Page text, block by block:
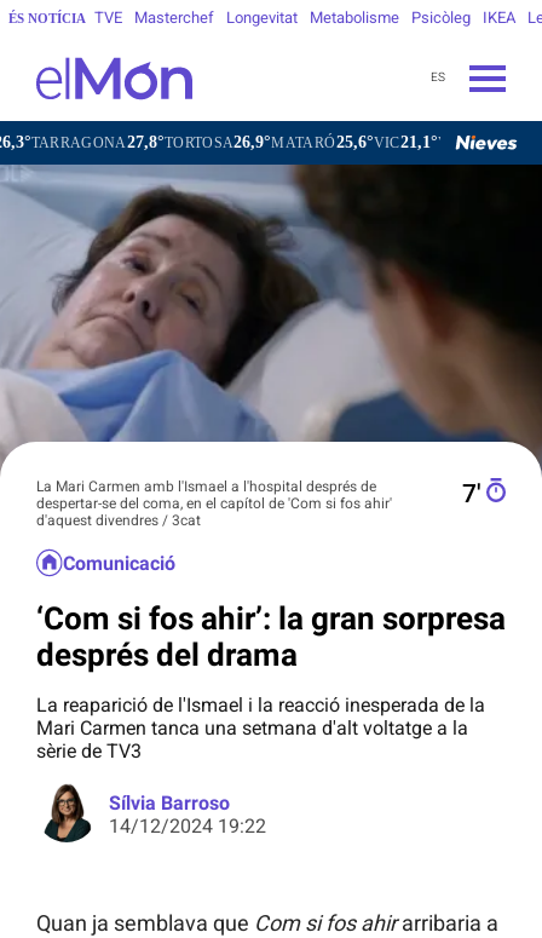
ÉS NOTÍCIA TVE Masterchef Longevitat Metabolisme Psicòleg IKEA
ES
27,8°TORTOSA26,9°MATARÓ25,6°VIC21,1°VILAFRANCA DEL
La Mari Carmen amb l'Ismael a l'hospital després de
despertar-se del coma, en el capítol de 'Com si fos ahir'
d'aquest divendres / 3cat
7′
Comunicació
‘Com si fos ahir’: la gran sorpresa
després del drama
La reaparició de l'Ismael i la reacció inesperada de la
Mari Carmen tanca una setmana d'alt voltatge a la
sèrie de TV3
Sílvia Barroso
14/12/2024 19:22
Quan ja semblava que Com si fos ahirarribaria a